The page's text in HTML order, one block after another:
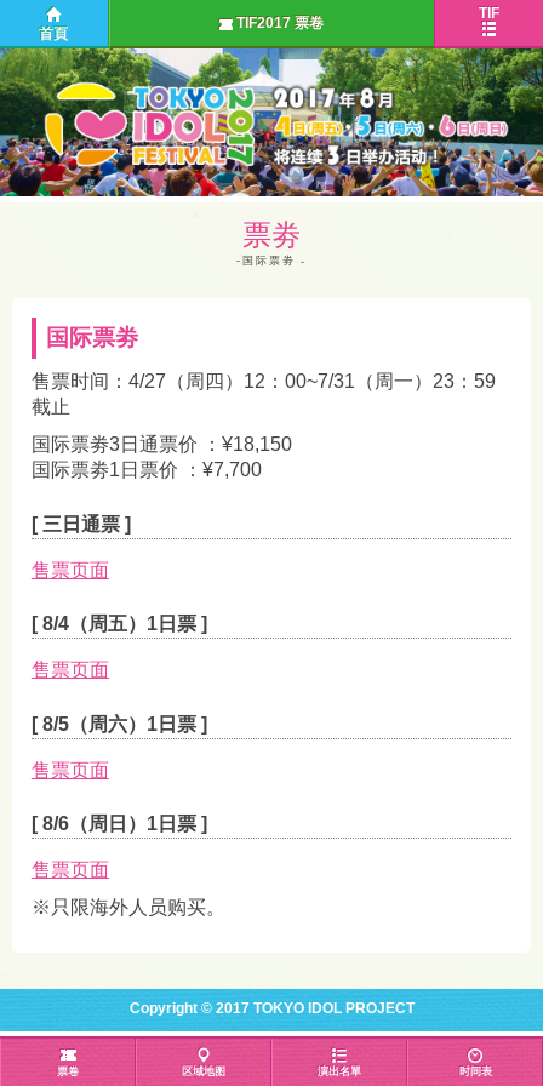
首頁
TIF2017 票卷
TIF
票劵
-国际票劵
国际票劵
售票时间：4/27（周四）12：00~7/31（周一）23：59
截止
国际票劵3日通票价 ：¥18,150
国际票劵1日票价 ：¥7,700
[ 三日通票 ]
售票页面
[ 8/4（周五）1日票 ]
售票页面
[ 8/5（周六）1日票 ]
售票页面
[ 8/6（周日）1日票 ]
售票页面
※只限海外人员购买。
Copyright © 2017 TOKYO IDOL PROJECT
票卷 区域地图 演出名單 时间表